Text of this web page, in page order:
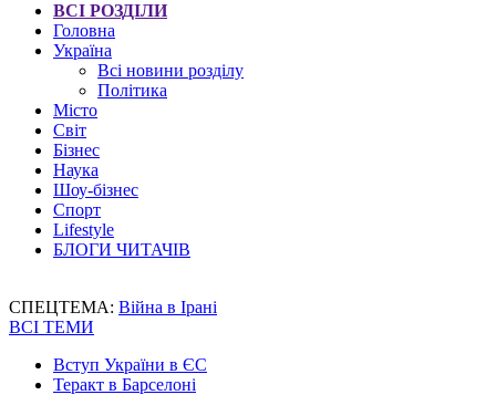
ВСІ РОЗДІЛИ
Головна
Україна
Всі новини розділу
Політика
Місто
Світ
Бізнес
Наука
Шоу-бізнес
Спорт
Lifestyle
БЛОГИ ЧИТАЧІВ
СПЕЦТЕМА: Війна в Ірані
ВСІ ТЕМИ
Вступ України в ЄС
Теракт в Барселоні